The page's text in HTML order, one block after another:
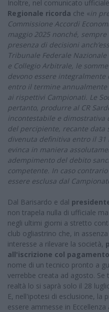
Inoltre, nel comunicato
Regionale ricorda che «in
Commissione Accordi
maggio 2025 nonché,
presenza di decisioni
Tribunale Federale
e Collegio Arbitrale, le
devono essere
entro il termine
ai rispettivi Campionati. Le
pertanto, produrre al CR
incontestabile e dimostrativa
del percipiente, recante data
divenuta definitiva entro il 31
evinca in maniera
adempimento del debito
competente. In caso
essere esclusa dal
Dal Barisardo e dal
non trapela nulla di ufficiale
negli ultimi giorni a stretto
club ogliastrino che, in
interesse a rilevare la società,
all'iscrizione col
nome di un tecnico pronto a
verrebbe creata ad agosto.
realtà lo si saprà solo il 28
E, nell'ipotesi di esclusione, la
essere ammesse in